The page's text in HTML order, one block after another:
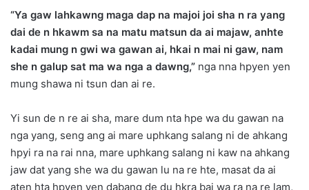
“Ya gaw lahkawng maga dap na majoi joi sha n ra yang
dai de n hkawm sa na matu matsun da ai majaw, anhte
kadai mung n gwi wa gawan ai, hkai n mai ni gaw, nam
she n galup sat ma wa nga a dawng,” nga nna hpyen yen
mung shawa ni tsun dan ai re.
Yi sun de n re ai sha, mare dum nta hpe wa du gawan na
nga yang, seng ang ai mare uphkang salang ni de ahkang
hpyi ra na rai nna, mare uphkang salang ni kaw na ahkang
jaw dat yang she wa du gawan lu na re hte, masat da ai
aten hta hpyen yen dabang de du hkra bai wa ra na re lam,